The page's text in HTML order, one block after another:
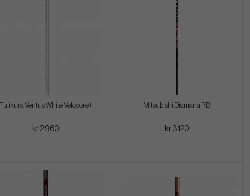
Fujikura Ventus White Velocore+
kr 2 960
Mitsubishi Diamana RB
kr 3 120